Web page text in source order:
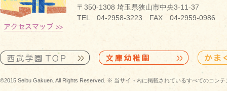
〒350-1308 埼玉県狭山市中央3-11-37
TEL 04-2958-3223 FAX 04-2959-0986
©2015 Seibu Gakuen. All Rights Reserved. ※ 当サイト内に掲載されているすべてのコン